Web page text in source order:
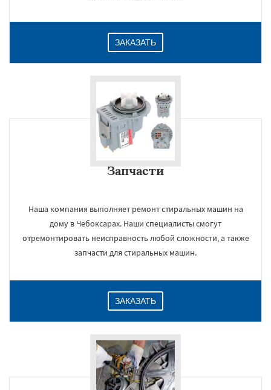
ЗАКАЗАТЬ
Запчасти
Наша компания выполняет ремонт стиральных машин на
дому в Чебоксарах. Наши специалисты смогут
отремонтировать неисправность любой сложности, а также
запчасти для стиральных машин.
ЗАКАЗАТЬ